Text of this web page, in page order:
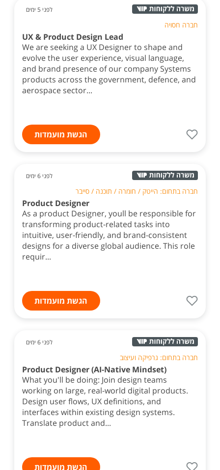
לפני 5 ימים
חברה חסויה
UX & Product Design Lead
We are seeking a UX Designer to shape and
evolve the user experience, visual language,
and brand presence of our company Systems
products across the government, defence, and
aerospace sector...
הגשת מועמדות
לפני 6 ימים
חברה בתחום: הייטק / חומרה / תוכנה / סייבר
Product Designer
As a product Designer, youll be responsible for
transforming product-related tasks into
intuitive, user-friendly, and brand-consistent
designs for a diverse global audience. This role
requir...
הגשת מועמדות
לפני 6 ימים
חברה בתחום: גרפיקה ועיצוב
Product Designer (AI-Native Mindset)
What you'll be doing: Join design teams
working on large, real-world digital products.
Design user flows, UX definitions, and
interfaces within existing design systems.
Translate product and...
הגשת מועמדות